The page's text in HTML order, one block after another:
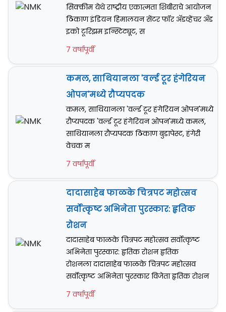
सिक्कीम येथे राष्ट्रीय एकात्मता शिबीराचे आयोजन
ठिकाण इंडियन हिमालयन सेंटर फॉर अ‍ॅडव्हेंचर अँड
इको टूरिझम इन्स्टिट्यूट, स
7 वर्षापूर्वी
कमल, साथियानला 'वर्ल्ड टूर हंगेरियन
ओपन'मध्ये रौप्यपदक
कमल, साथियानला 'वर्ल्ड टूर हंगेरियन ओपन'मध्ये
रौप्यपदक 'वर्ल्ड टूर हंगेरियन ओपन'मध्ये कमल,
साथियानला रौप्यपदक ठिकाण बुडापेस्ट, हंगेरी
वेचक म
7 वर्षापूर्वी
दादासाहेब फाळके चित्रपट महोत्सव
सर्वोत्कृष्ट अभिनेता पुरस्कार: हृतिक
रोशन
दादासाहेब फाळके चित्रपट महोत्सव सर्वोत्कृष्ट
अभिनेता पुरस्कार: हृतिक रोशन हृतिक
रोशनला दादासाहेब फाळके चित्रपट महोत्सव
सर्वोत्कृष्ट अभिनेता पुरस्कार विजेता हृतिक रोशन
7 वर्षापूर्वी